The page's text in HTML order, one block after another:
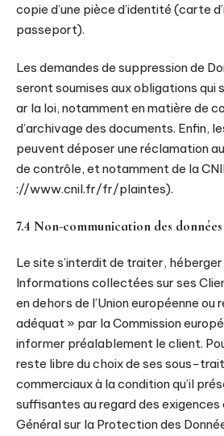
copie d’une pièce d’identité (carte
passeport).
Les demandes de suppression de
seront soumises aux obligations qui
ar la loi, notamment en matière de
d’archivage des documents. Enfin,
peuvent déposer une réclamation
de contrôle, et notamment de la
://www.cnil.fr/fr/plaintes).
7.4 Non-communication des
Le site s’interdit de traiter,
Informations collectées sur ses
en dehors de l’Union européenne ou
adéquat » par la Commission
informer préalablement le client.
reste libre du choix de ses sous-
commerciaux à la condition qu’il
suffisantes au regard des exigences
Général sur la Protection des